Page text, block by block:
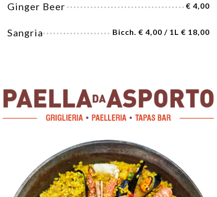
Ginger Beer € 4,00
Sangria Bicch. € 4,00 / 1L € 18,00